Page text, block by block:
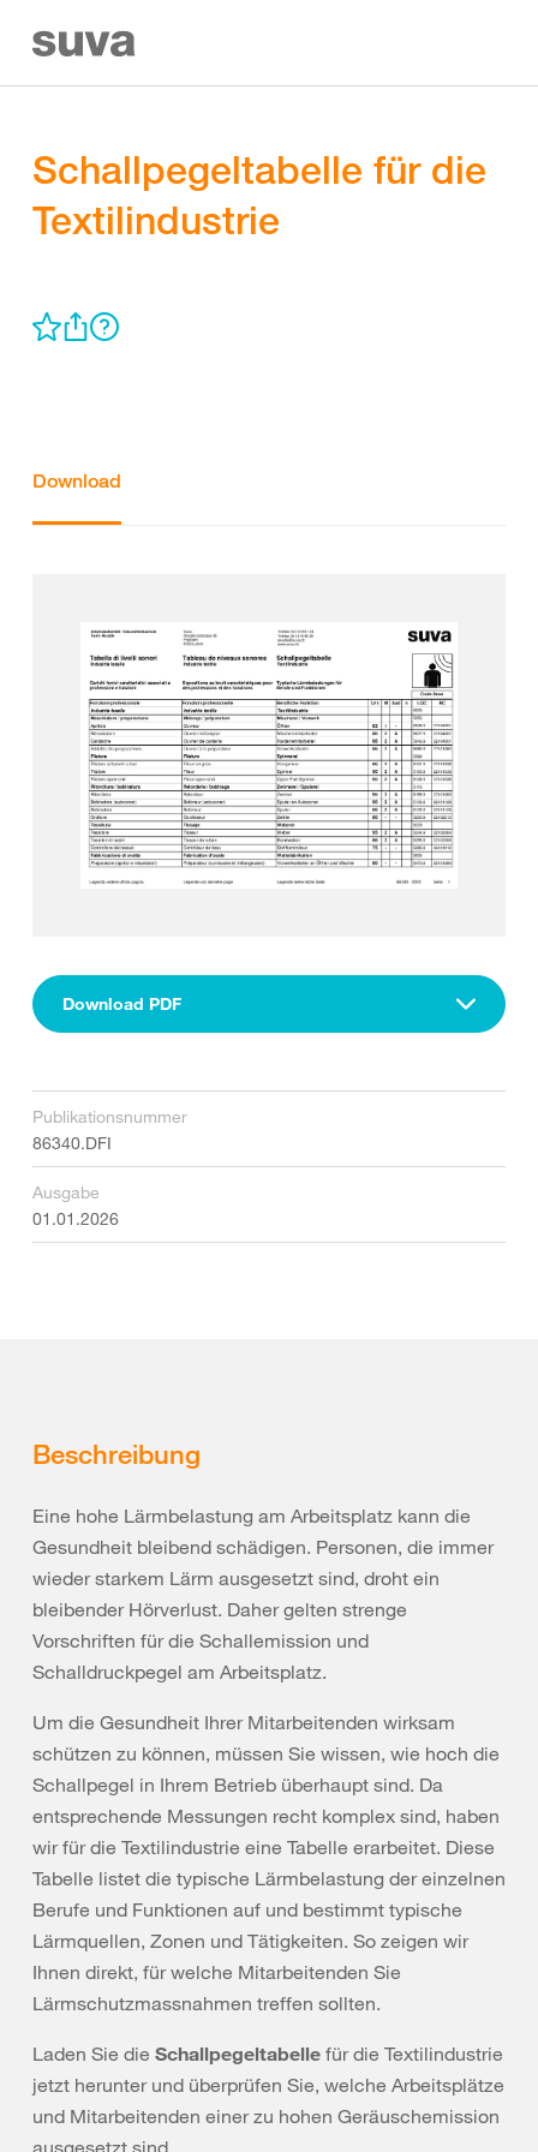
Schallpegeltabelle für die
Textilindustrie
Download
Download PDF
Publikationsnummer
86340.DFI
Ausgabe
01.01.2026
Beschreibung
Eine hohe Lärmbelastung am Arbeitsplatz kann die
Gesundheit bleibend schädigen. Personen, die immer
wieder starkem Lärm ausgesetzt sind, droht ein
bleibender Hörverlust. Daher gelten strenge
Vorschriften für die Schallemission und
Schalldruckpegel am Arbeitsplatz.
Um die Gesundheit Ihrer Mitarbeitenden wirksam
schützen zu können, müssen Sie wissen, wie hoch die
Schallpegel in Ihrem Betrieb überhaupt sind. Da
entsprechende Messungen recht komplex sind, haben
wir für die Textilindustrie eine Tabelle erarbeitet. Diese
Tabelle listet die typische Lärmbelastung der einzelnen
Berufe und Funktionen auf und bestimmt typische
Lärmquellen, Zonen und Tätigkeiten. So zeigen wir
Ihnen direkt, für welche Mitarbeitenden Sie
Lärmschutzmassnahmen treffen sollten.
Laden Sie die Schallpegeltabelle für die Textilindustrie
jetzt herunter und überprüfen Sie, welche Arbeitsplätze
und Mitarbeitenden einer zu hohen Geräuschemission
ausgesetzt sind.